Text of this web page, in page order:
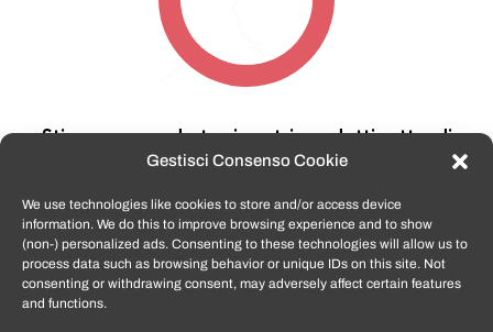
Gestisci Consenso Cookie
We use technologies like cookies to store and/or access device
information. We do this to improve browsing experience and to show
(non-) personalized ads. Consenting to these technologies will allow us to
process data such as browsing behavior or unique IDs on this site. Not
consenting or withdrawing consent, may adversely affect certain features
and functions.
Stiamo cercando tra i nostri prodotti, attendi
qualche secondo…
TomatoSmartphone.itè lo shop n.1 in italia per
smartphone ricondizionati garantiti e certificati
di tutte le marche,APPLE, SAMSUNG, HUAWEI,
ONEPLUS, XIAOMI e tanto altro